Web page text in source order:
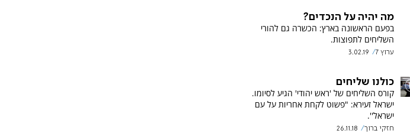
מה יהיה על הנכדים?
בפעם הראשונה בארץ: הכשרה גם להורי
השליחים לתפוצות.
ערוץ 7 3.02.19
כולנו שליחים
קורס השליחים של 'ראש יהודי' הגיע לסיומו.
ישראל זעירא: "פשוט לקחת אחריות על עם
ישראל''.
חזקי ברוך 26.11.18